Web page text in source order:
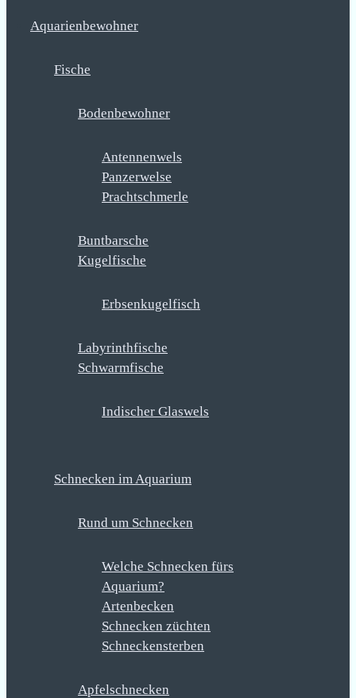
Aquarienbewohner
Fische
Bodenbewohner
Antennenwels
Panzerwelse
Prachtschmerle
Buntbarsche
Kugelfische
Erbsenkugelfisch
Labyrinthfische
Schwarmfische
Indischer Glaswels
Schnecken im Aquarium
Rund um Schnecken
Welche Schnecken fürs
Aquarium?
Artenbecken
Schnecken züchten
Schneckensterben
Apfelschnecken